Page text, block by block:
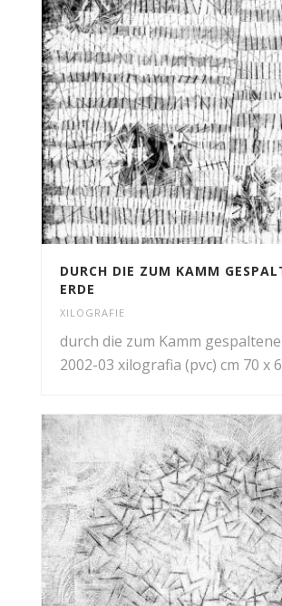
DURCH DIE ZUM KAMM
ERDE
XILOGRAFIE
durch die zum Kamm
2002-03 xilografia (pvc) cm 70 x